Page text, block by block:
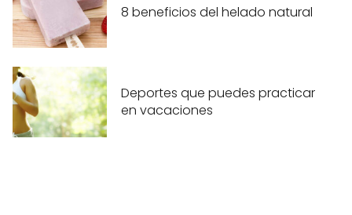
8 beneficios del helado natural
Deportes que puedes practicar
en vacaciones